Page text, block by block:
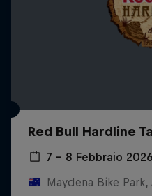
Red Bull Hardline
7 – 8 Febbraio 2026
Maydena Bike Park,